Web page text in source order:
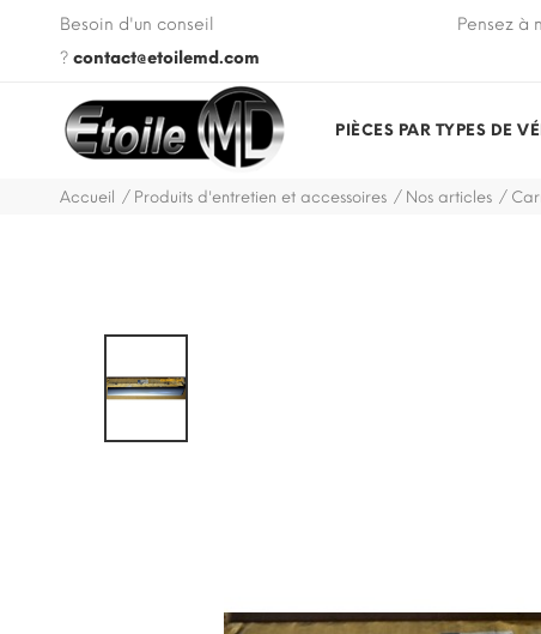
Besoin d'un conseil
? contact@etoilemd.com
VIN de votre véhicule lors de votre commande. Pensez à
PIÈCES PAR TYPES DE
Accueil Produits d'entretien et accessoires Nos articles